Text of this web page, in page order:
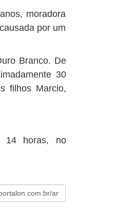
moradora
por um
Branco. De
30
filhos Marcio,
14 horas, no